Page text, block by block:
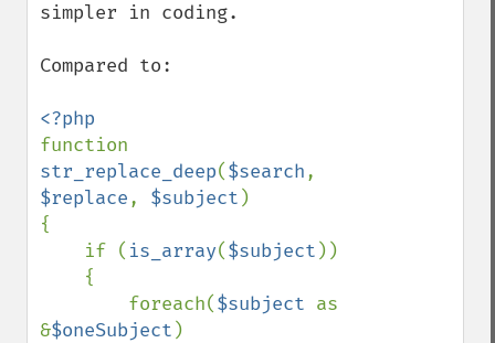
simpler in coding.
Compared to:
str_replace_deep($search
$replace, $subject )
{
    if (
is_array($subject ))
        foreach(
$subject as
&$oneSubject )